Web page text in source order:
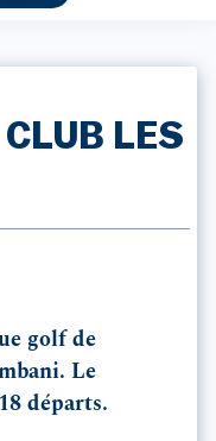
LES
golf de
Le
départs.